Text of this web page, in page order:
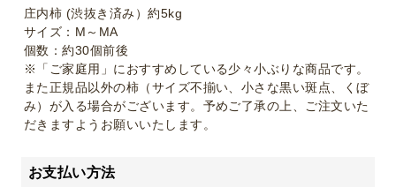
庄内柿 (渋抜き済み）約5kg
サイズ：M～MA
個数：約30個前後
※「ご家庭用」におすすめしている少々小ぶりな商品です。
また正規品以外の柿（サイズ不揃い、小さな黒い斑点、くぼ
み）が入る場合がございます。予めご了承の上、ご注文いた
だきますようお願いいたします。
お支払い方法